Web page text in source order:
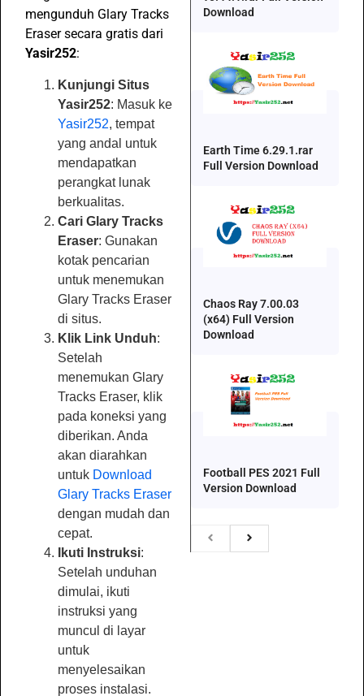
mengunduh Glary Tracks
Eraser secara gratis dari
Yasir252:
Kunjungi Situs
Yasir252: Masuk ke
Yasir252, tempat
yang andal untuk
mendapatkan
perangkat lunak
berkualitas.
Cari Glary Tracks
Eraser: Gunakan
kotak pencarian
untuk menemukan
Glary Tracks Eraser
di situs.
Klik Link Unduh:
Setelah
menemukan Glary
Tracks Eraser, klik
pada koneksi yang
diberikan. Anda
akan diarahkan
untuk Download
Glary Tracks Eraser
dengan mudah dan
cepat.
Ikuti Instruksi:
Setelah unduhan
dimulai, ikuti
instruksi yang
muncul di layar
untuk
menyelesaikan
proses instalasi.
Download
Earth Time 6.29.1.rar
Full Version Download
Chaos Ray 7.00.03
(x64) Full Version
Download
Football PES 2021 Full
Version Download